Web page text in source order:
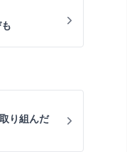
り組んだ